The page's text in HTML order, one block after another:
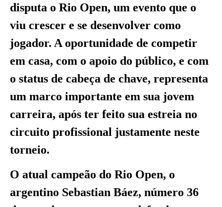
disputa o Rio Open, um evento que o
viu crescer e se desenvolver como
jogador. A oportunidade de competir
em casa, com o apoio do público, e com
o status de cabeça de chave, representa
um marco importante em sua jovem
carreira, após ter feito sua estreia no
circuito profissional justamente neste
torneio.
O atual campeão do Rio Open, o
argentino Sebastian Báez, número 36